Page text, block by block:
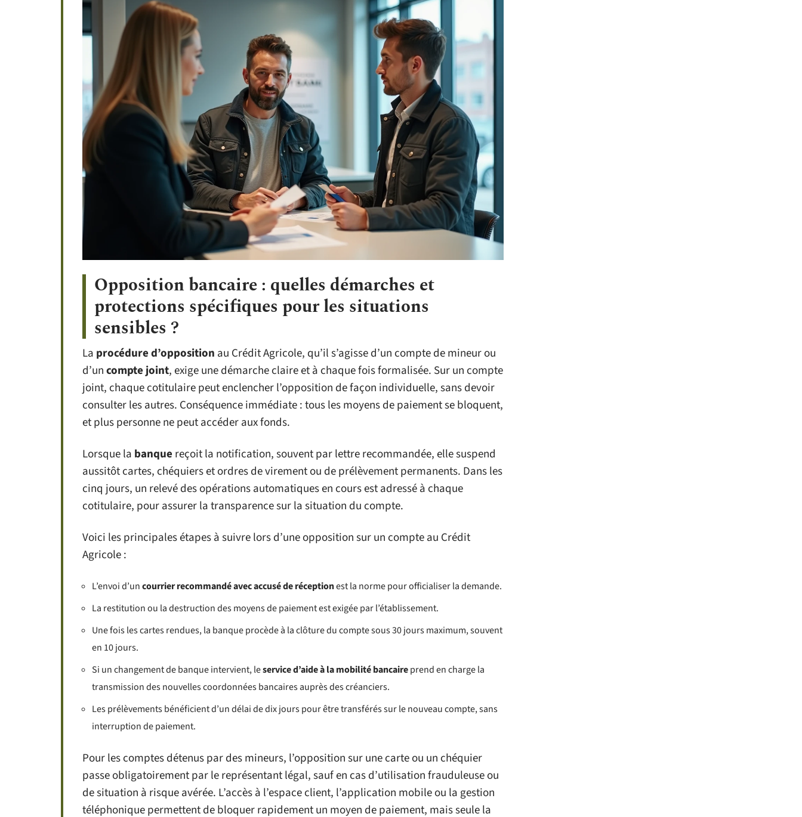
Opposition bancaire : quelles démarches et
protections spécifiques pour les situations
sensibles ?
La procédure d’opposition au Crédit Agricole, qu’il s’agisse d’un compte de mineur ou
d’uncompte joint, exige une démarche claire et à chaque fois formalisée. Sur un compte
joint, chaque cotitulaire peut enclencher l’opposition de façon individuelle, sans devoir
consulter les autres. Conséquence immédiate : tous les moyens de paiement se bloquent,
et plus personne ne peut accéder aux fonds.
Lorsque la banque reçoit la notification, souvent par lettre recommandée, elle suspend
aussitôt cartes, chéquiers et ordres de virement ou de prélèvement permanents. Dans les
cinq jours, un relevé des opérations automatiques en cours est adressé à chaque
cotitulaire, pour assurer la transparence sur la situation du compte.
Voici les principales étapes à suivre lors d’une opposition sur un compte au Crédit
Agricole :
L’envoi d’uncourrier recommandé avec accusé de réceptionest la norme pour officialiser la demande.
La restitution ou la destruction des moyens de paiement est exigée par l’établissement.
Une fois les cartes rendues, la banque procède à la clôture du compte sous 30 jours maximum, souvent
en 10 jours.
Si un changement de banque intervient, leservice d’aide à la mobilité bancaireprend en charge la
transmission des nouvelles coordonnées bancaires auprès des créanciers.
Les prélèvements bénéficient d’un délai de dix jours pour être transférés sur le nouveau compte, sans
interruption de paiement.
Pour les comptes détenus par des mineurs, l’opposition sur une carte ou un chéquier
passe obligatoirement par le représentant légal, sauf en cas d’utilisation frauduleuse ou
de situation à risque avérée. L’accès à l’espace client, l’application mobile ou la gestion
téléphonique permettent de bloquer rapidement un moyen de paiement, mais seule la